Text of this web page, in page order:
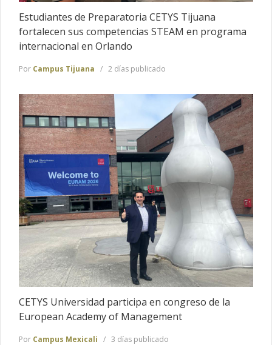
Estudiantes de Preparatoria CETYS Tijuana
fortalecen sus competencias STEAM en programa
internacional en Orlando
Por Campus Tijuana 2 días publicado
CETYS Universidad participa en congreso de la
European Academy of Management
Por Campus Mexicali 3 días publicado